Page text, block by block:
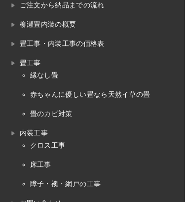
ご注文から納品までの流れ
柳瀬畳内装の概要
畳工事・内装工事の価格表
畳工事
縁なし畳
赤ちゃんに優しい畳なら天然イ草の畳
畳のカビ対策
内装工事
クロス工事
床工事
障子・襖・網戸の工事